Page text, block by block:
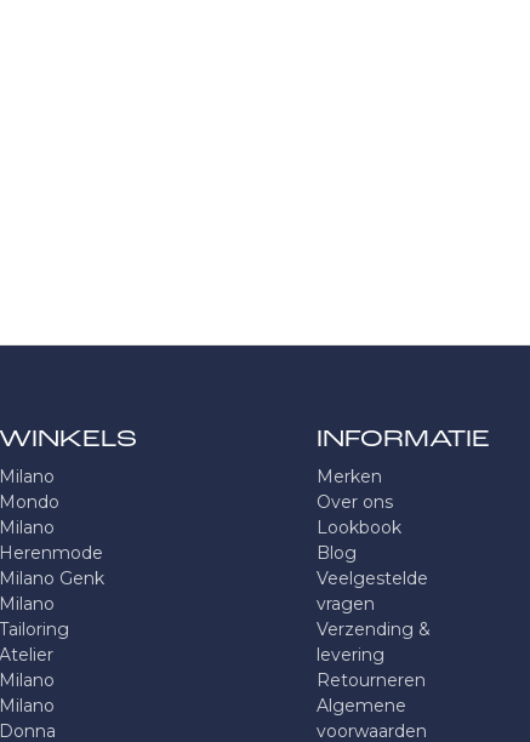
WINKELS
Milano
Mondo
Milano
Herenmode
Milano Genk
Milano
Tailoring
Atelier
Milano
Milano
Donna
INFORMATIE
Merken
Over ons
Lookbook
Blog
Veelgestelde
vragen
Verzending &
levering
Retourneren
Algemene
voorwaarden